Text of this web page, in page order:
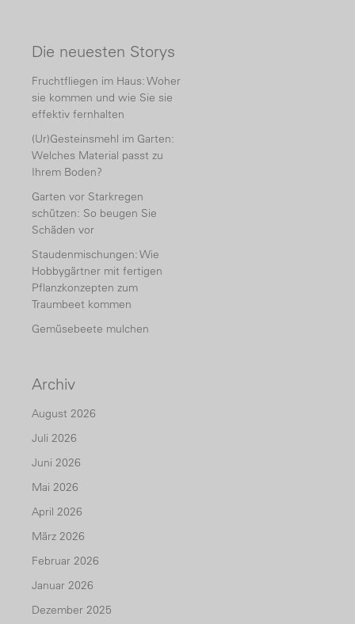
Die neuesten Storys
Fruchtfliegen im Haus: Woher
sie kommen und wie Sie sie
effektiv fernhalten
(Ur)Gesteinsmehl im Garten:
Welches Material passt zu
Ihrem Boden?
Garten vor Starkregen
schützen: So beugen Sie
Schäden vor
Staudenmischungen: Wie
Hobbygärtner mit fertigen
Pflanzkonzepten zum
Traumbeet kommen
Gemüsebeete mulchen
Archiv
August 2026
Juli 2026
Juni 2026
Mai 2026
April 2026
März 2026
Februar 2026
Januar 2026
Dezember 2025